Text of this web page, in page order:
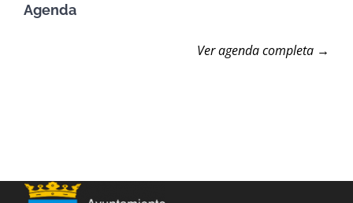
Agenda
Ver agenda completa →